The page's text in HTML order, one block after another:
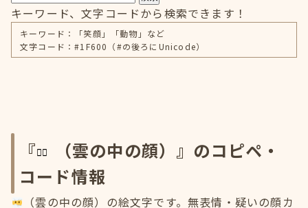
キーワード、文字コードから検索できます！
キーワード：「笑顔」「動物」など
文字コード：#1F600（#の後ろにUnicode）
『
（雲の中の顔）』のコピペ・
コード情報
（雲の中の顔）の絵文字です。無表情・疑いの顔カ